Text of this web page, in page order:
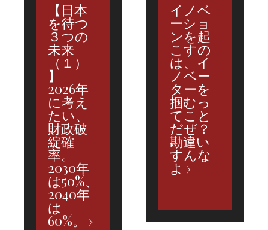
【日本
を待つ
３つの
未来
（１）
】
2026年
に考え
たい、
財政破
綻確
率。
2030年
は50%、
2040年
は
60%。
イノベ
ーショ
ンを起
こすの
は、イ
ノベー
ターを
掴むっ
てこと
だぜ？
勘違い
すんな
よ